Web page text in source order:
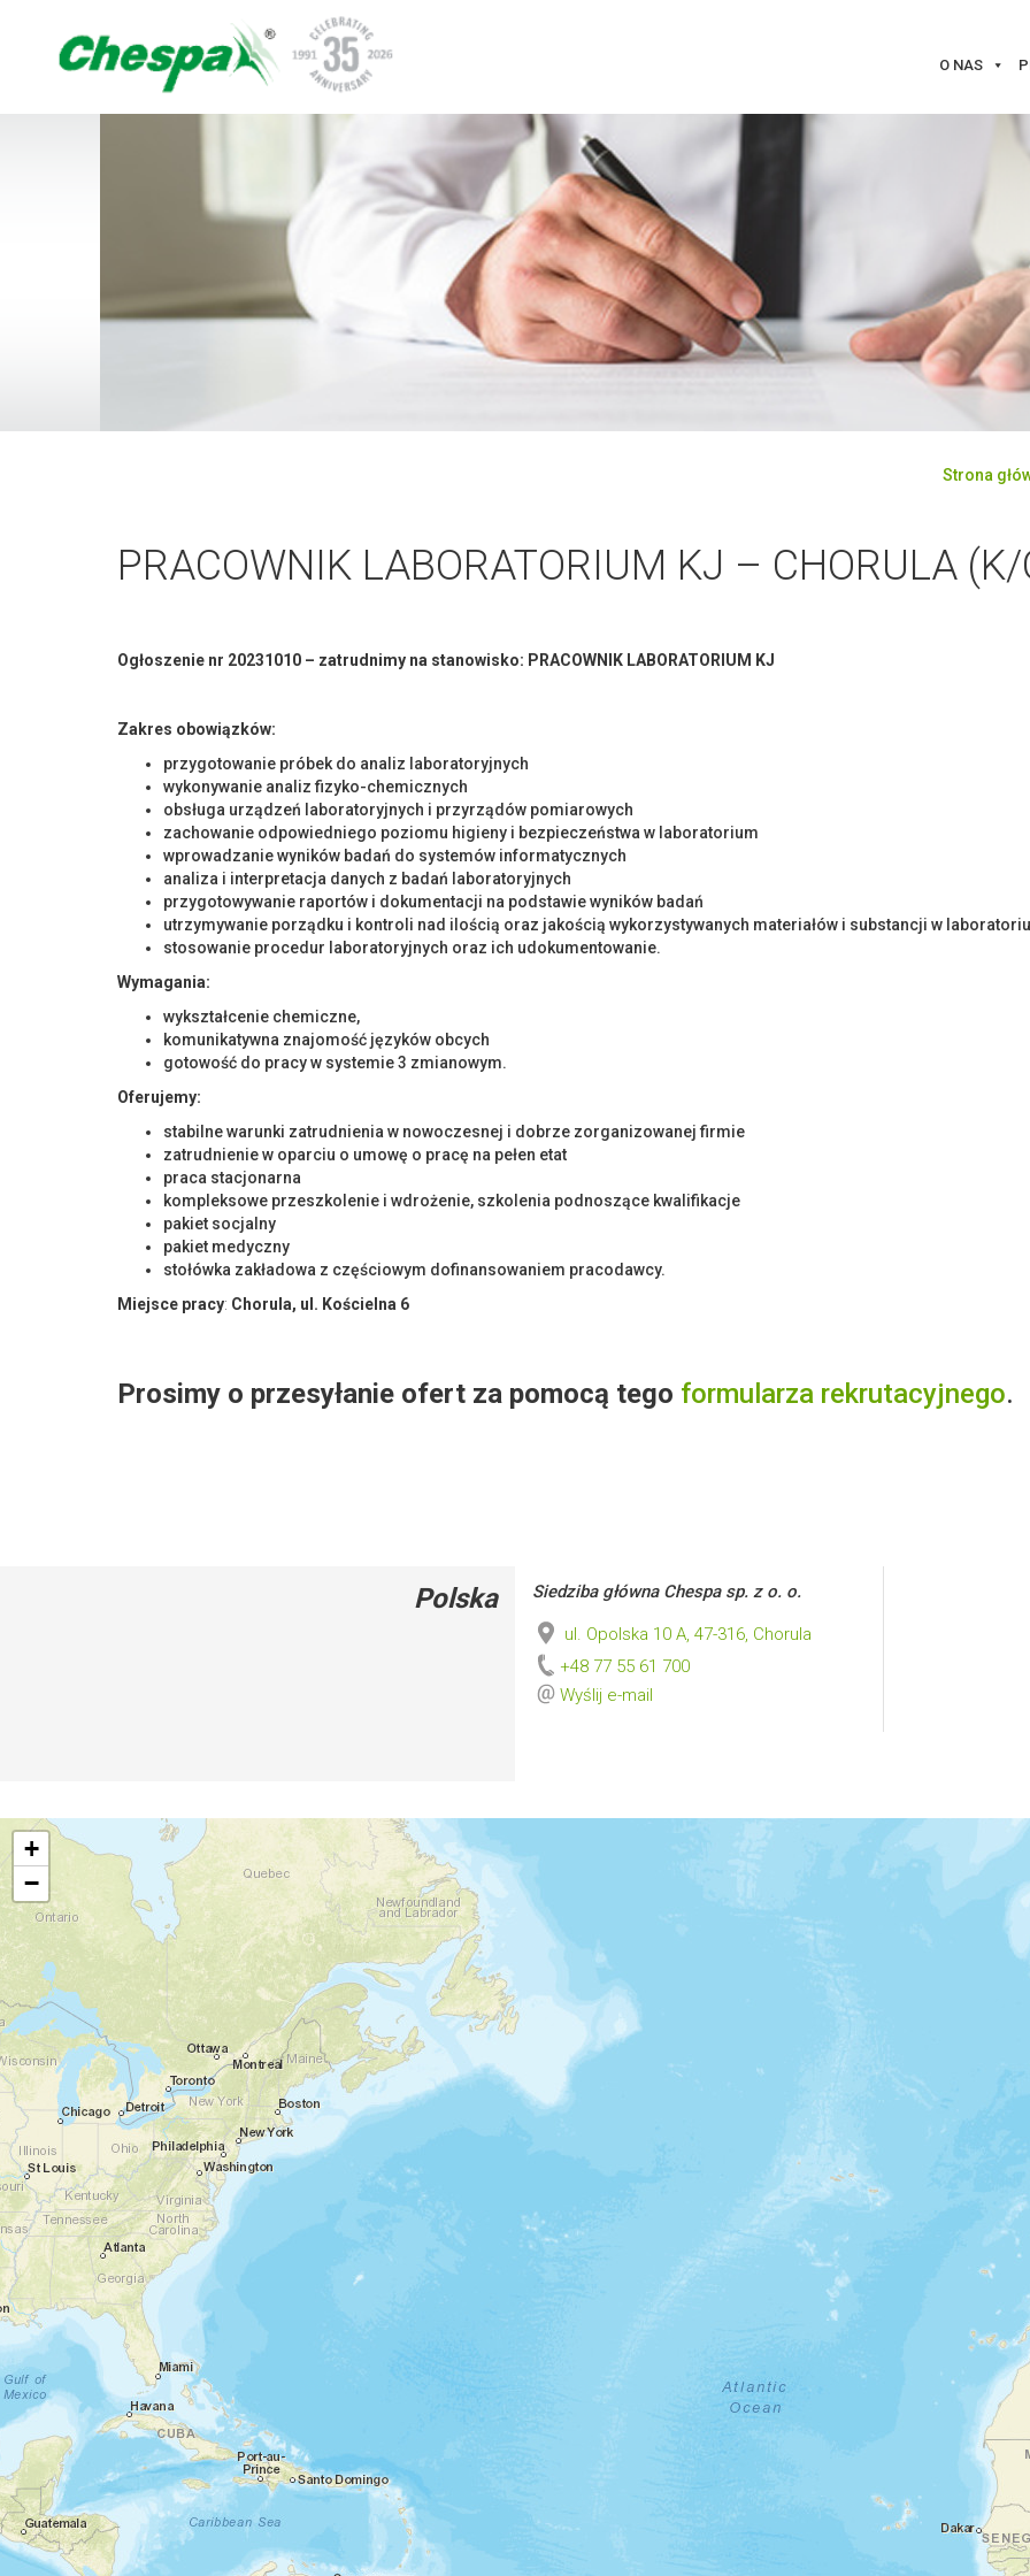
O NAS
Strona
PRACOWNIK LABORATORIUM KJ – CHORULA (K/
Ogłoszenie nr 20231010 – zatrudnimy na stanowisko: PRACOWNIK LABORATORIUM KJ
Zakres obowiązków:
przygotowanie próbek do analiz laboratoryjnych
wykonywanie analiz fizyko-chemicznych
obsługa urządzeń laboratoryjnych i przyrządów pomiarowych
zachowanie odpowiedniego poziomu higieny i bezpieczeństwa w laboratorium
wprowadzanie wyników badań do systemów informatycznych
analiza i interpretacja danych z badań laboratoryjnych
przygotowywanie raportów i dokumentacji na podstawie wyników badań
utrzymywanie porządku i kontroli nad ilością oraz jakością wykorzystywanych materiałów i substancji w
stosowanie procedur laboratoryjnych oraz ich udokumentowanie.
Wymagania:
wykształcenie chemiczne,
komunikatywna znajomość języków obcych
gotowość do pracy w systemie 3 zmianowym.
Oferujemy:
stabilne warunki zatrudnienia w nowoczesnej i dobrze zorganizowanej firmie
zatrudnienie w oparciu o umowę o pracę na pełen etat
praca stacjonarna
kompleksowe przeszkolenie i wdrożenie, szkolenia podnoszące kwalifikacje
pakiet socjalny
pakiet medyczny
stołówka zakładowa z częściowym dofinansowaniem pracodawcy.
Miejsce pracy: Chorula, ul. Kościelna 6
Prosimy o przesyłanie ofert za pomocą tego formularza rekrutacyjnego.
Polska Siedziba główna Chespa sp. z o. o.
ul. Opolska 10 A, 47-316, Chorula
+48 77 55 61 700
Wyślij e-mail
+
−